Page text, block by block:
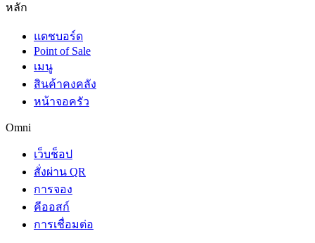
หลัก
แดชบอร์ด
Point of Sale
เมนู
สินค้าคงคลัง
หน้าจอครัว
Omni
เว็บช็อป
สั่งผ่าน QR
การจอง
คีออสก์
การเชื่อมต่อ